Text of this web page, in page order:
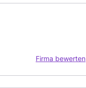
Firma bewerten